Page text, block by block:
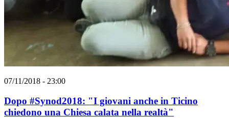
07/11/2018 - 23:00
Dopo #Synod2018: "I giovani anche in Ticino
chiedono una Chiesa calata nella realtà"